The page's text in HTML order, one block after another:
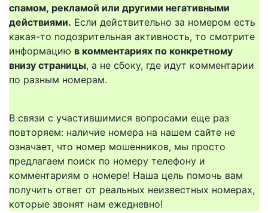
спамом, рекламой или другими негативными
действиями. Если действительно за номером есть
какая-то подозрительная активность, то смотрите
информацию в комментариях по конкретному
внизу страницы, а не сбоку, где идут комментарии
по разным номерам.
В связи с участившимися вопросами еще раз
повторяем: наличие номера на нашем сайте не
означает, что номер мошенников, мы просто
предлагаем поиск по номеру телефону и
комментариям о номере! Наша цель помочь вам
получить ответ от реальных неизвестных номерах,
которые звонят нам ежедневно!